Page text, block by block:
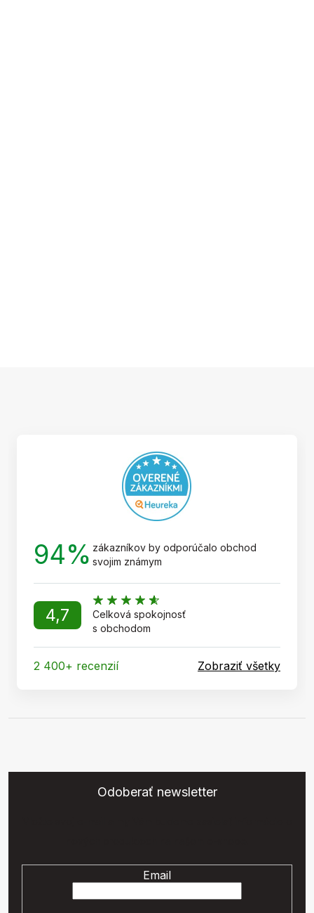
94% zákazníkov by odporúčalo obchod
svojim známym
4,7
Celková spokojnosť
s obchodom
2 400+ recenzií Zobraziť všetky
Odoberať newsletter
Email